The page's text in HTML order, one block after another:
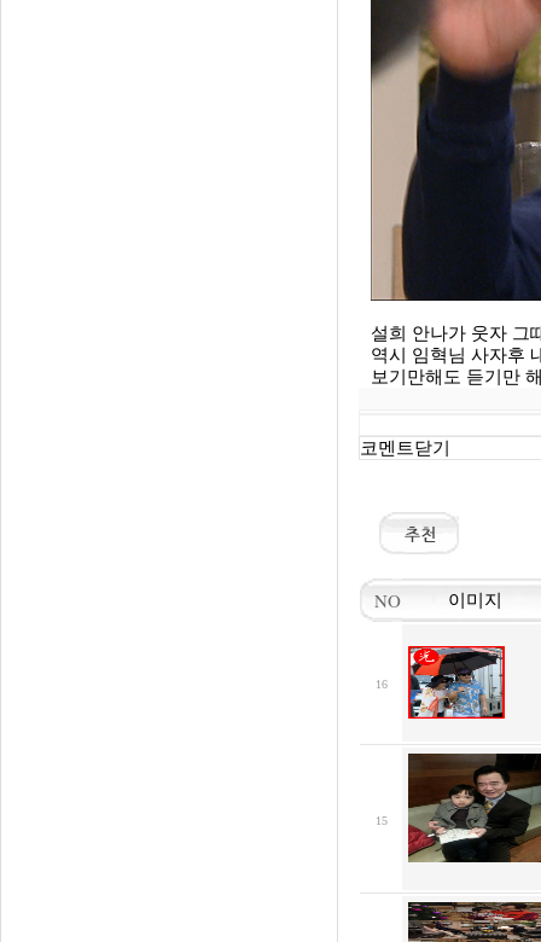
설희 안나가 웃자 그
역시 임혁님 사자후
보기만해도 듣기만
코멘트닫기
NO 이미지
16
15